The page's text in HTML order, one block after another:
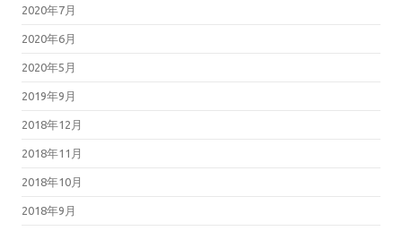
2020年7月
2020年6月
2020年5月
2019年9月
2018年12月
2018年11月
2018年10月
2018年9月